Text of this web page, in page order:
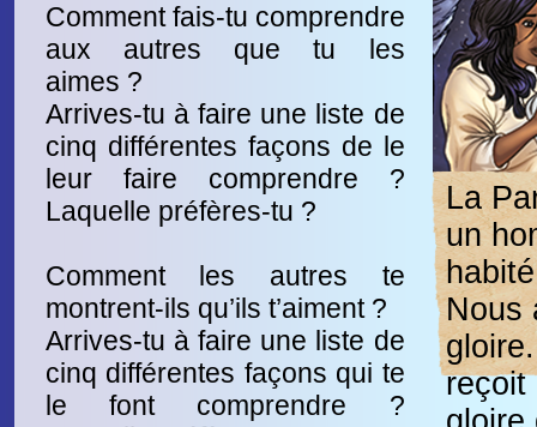
Comment fais-tu comprendre
aux autres que tu les
aimes ?
Arrives-tu à faire une liste de
cinq différentes façons de le
leur faire comprendre ?
Laquelle préfères-tu ?
Comment les autres te
montrent-ils qu’ils t’aiment ?
Arrives-tu à faire une liste de
cinq différentes façons qui te
le font comprendre ?
La
un
Nous
reçoit